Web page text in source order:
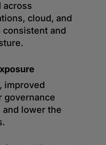
across
cloud, and
consistent and
improved
governance
lower the